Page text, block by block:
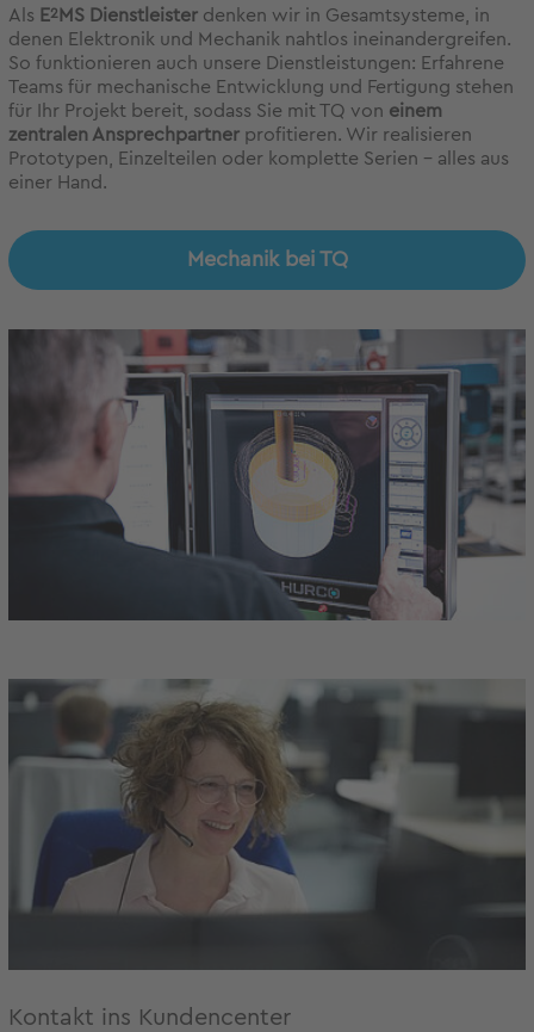
Als E2 MS Dienstleister denken wir in Gesamtsysteme, in
denen Elektronik und Mechanik nahtlos ineinandergreifen.
So funktionieren auch unsere Dienstleistungen: Erfahrene
Teams für mechanische Entwicklung und Fertigung stehen
für Ihr Projekt bereit, sodass Sie mit TQ von einem
zentralen Ansprechpartner profitieren. Wir realisieren
Prototypen, Einzelteilen oder komplette Serien – alles aus
einer Hand.
Mechanik bei TQ
Kontakt ins Kundencenter